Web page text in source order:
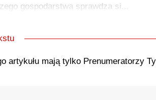
gospodarstwa sprawdza si...
artykułu mają tylko Prenumeratorzy